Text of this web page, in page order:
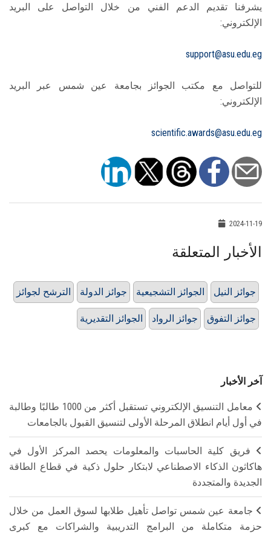
يشرفنا تقديم الدعم الفني من خلال التواصل على البريد
الإلكتروني:
support@asu.edu.eg
للتواصل مع مكتب الجوائز بجامعة عين شمس عبر البريد
الإلكتروني:
scientific.awards@asu.edu.eg
2024-11-19
الأخبار المتعلقة
الترشح لجوائز جوائز الدولة الجوائز التشجيعية جوائز النيل
الجوائز التقديرية جوائز الرواد جوائز التفوق
آخر الأخبار
معامل التنسيق الإلكتروني تستقبل أكثر من 1000 طالبًا وطالبة
في أول أيام انطلاق المرحلة الأولى لتنسيق القبول بالجامعات
فريق كلية الحاسبات والمعلومات يحصد المركز الأول في
هاكاثون الذكاء الاصطناعي لابتكار حلول ذكية في قطاع الطاقة
الجديدة والمتجددة
جامعة عين شمس تواصل تأهيل طلابها لسوق العمل من خلال
حزمة متكاملة من البرامج التدريبية والشراكات مع كبرى